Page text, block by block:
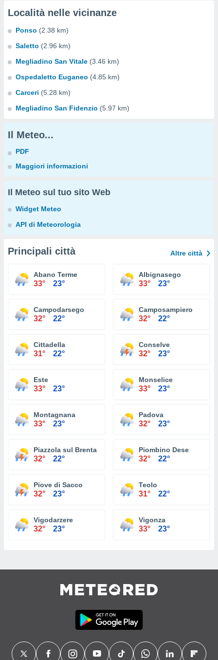
Località nelle vicinanze
Ponso (2.38 km)
Saletto (2.96 km)
Megliadino San Vitale (3.46 km)
Ospedaletto Euganeo (4.85 km)
Carceri (5.28 km)
Megliadino San Fidenzio (5.97 km)
Il Meteo...
PDF
Maggiori informazioni
Il Meteo sul tuo sito Web
Widget Meteo
API di Meteorologia
Principali città Altre città
Abano Terme
33° 23°
Albignasego
33° 23°
Campodarsego
32° 22°
Camposampiero
32° 22°
Cittadella
31° 22°
Conselve
32° 23°
Este
33° 23°
Monselice
33° 23°
Montagnana
33° 23°
Padova
32° 23°
Piazzola sul Brenta
32° 22°
Piombino Dese
32° 22°
Piove di Sacco
32° 23°
Teolo
31° 22°
Vigodarzere
32° 23°
Vigonza
33° 23°